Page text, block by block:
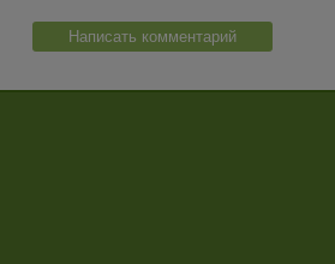
Написать комментарий